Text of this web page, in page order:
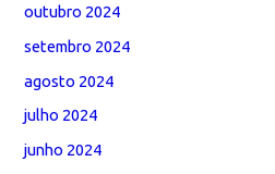
outubro 2024
setembro 2024
agosto 2024
julho 2024
junho 2024